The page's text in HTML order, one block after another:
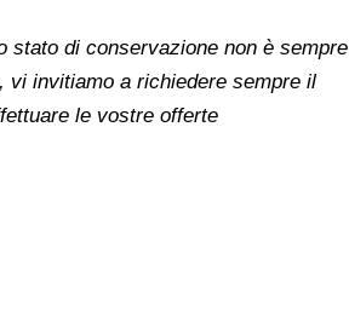
stato di conservazione non è sempre
vi invitiamo a richiedere sempre il
le vostre offerte